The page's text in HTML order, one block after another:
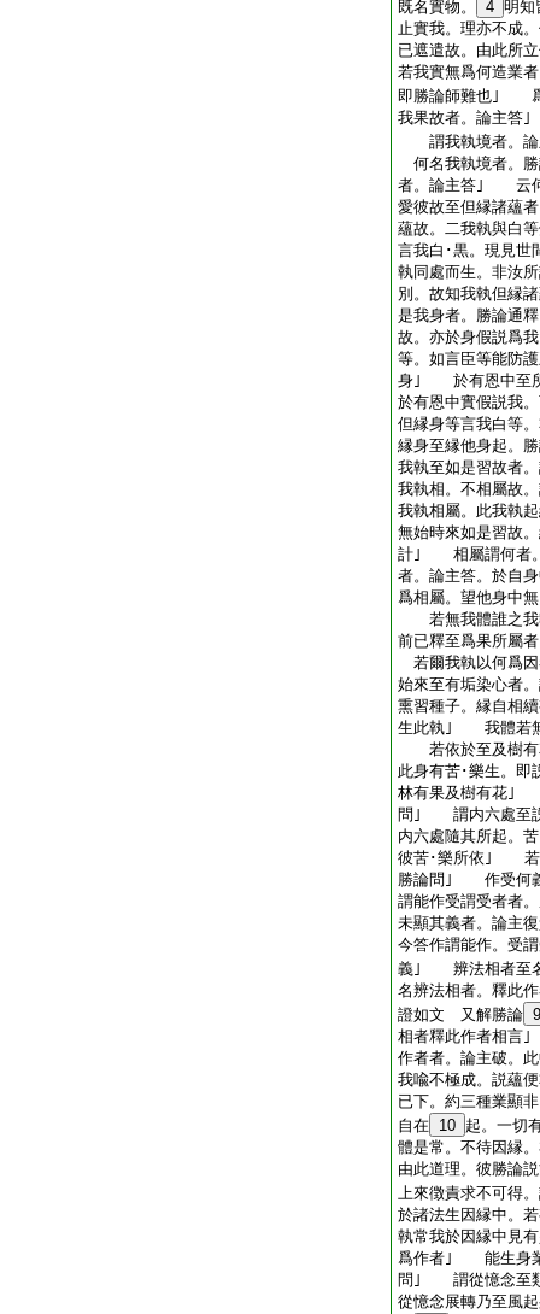
既名實物。 4 明
止實我。理亦不成
已遮遣故。由此所
若我實無爲何造業
即勝論師難也｣
我果故者。論主
謂我執境者。論
何名我執境者。
者。論主答｣ 云
愛彼故至但縁諸蘊
蘊故。二我執與白
言我白･黒。現見世
執同處而生。非汝
別。故知我執但
是我身者。勝論通
故。亦於身假説爲
等。如言臣等能防
身｣ 於有恩中至所
於有恩中實假説我
但縁身等言我白
縁身至縁他身起
我執至如是習故者
我執相。不相屬故
我執相屬。此我執
無始時來如是習故
計｣ 相屬謂何者
者。論主答。於自
爲相屬。望他身中
若無我體誰之
前已釋至爲果所屬
若爾我執以何爲
始來至有垢染心者
熏習種子。縁自相
生此執｣ 我體若無
若依於至及樹有
此身有苦･樂生。即
林有果及樹有花｣
問｣ 謂内六處至説
内六處隨其所起。
彼苦･樂所依｣ 若
勝論問｣ 作受何
謂能作受謂受者
未顯其義者。論主
今答作謂能作。受
義｣ 辨法相者至
名辨法相者。釋此
證如文 又解勝論 9
相者釋此作者相
作者者。論主破。
我喩不極成。説蘊
已下。約三種業顯
自在 10 起。一切
體是常。不待因縁
由此道理。彼勝論
上來徴責求不可得
於諸法生因縁中。
執常我於因縁中見
爲作者｣ 能生身業
問｣ 謂從憶念至類
從憶念展轉乃至風